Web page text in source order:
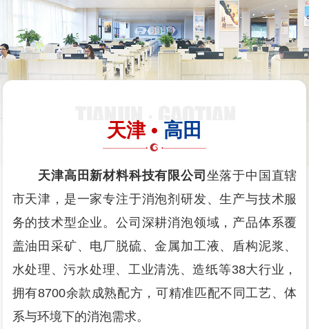
天津 • 高田
天津高田新材料科技有限公司 坐落于中国直辖
市天津，是一家专注于消泡剂研发、生产与技术服
务的技术型企业。公司深耕消泡领域，产品体系覆
盖油田采矿、电厂脱硫、金属加工液、盾构泥浆、
水处理、污水处理、工业清洗、造纸等38大行业，
拥有8700余款成熟配方，可精准匹配不同工艺、体
系与环境下的消泡需求。